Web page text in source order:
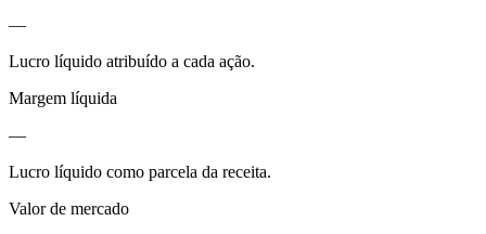
—
Lucro líquido atribuído a cada ação.
Margem líquida
—
Lucro líquido como parcela da receita.
Valor de mercado